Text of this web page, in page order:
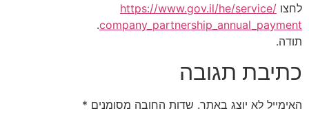
לחצו https://www.gov.il/he/service/
company_partnership_annual_ payment
.
תודה.
כתיבת תגובה
האימייל לא יוצג באתר. שדות החובה מסומנים *